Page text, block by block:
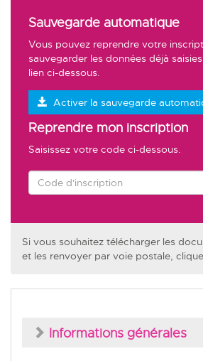
Sauvegarde automatique
Vous pouvez reprendre votre
sauvegarder les données déjà
lien ci-dessous.
Activer la sauvegarde
Reprendre mon inscription
Saisissez votre code ci-dessous.
Si vous souhaitez télécharger les
et les renvoyer par voie postale,
Informations générales